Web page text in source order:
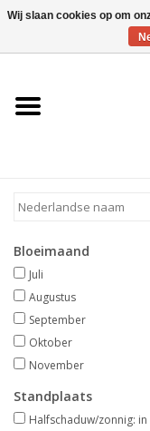
Home
Voorjaarsbloeiers
Zomerbloeiers
Herfstbloeiers
Schaduwplanten
Aanbiedingen
Bloeimaand
Juli
Augustus
September
Oktober
November
Standplaats
Halfschaduw/zonnig:
Wij slaan cookies op om